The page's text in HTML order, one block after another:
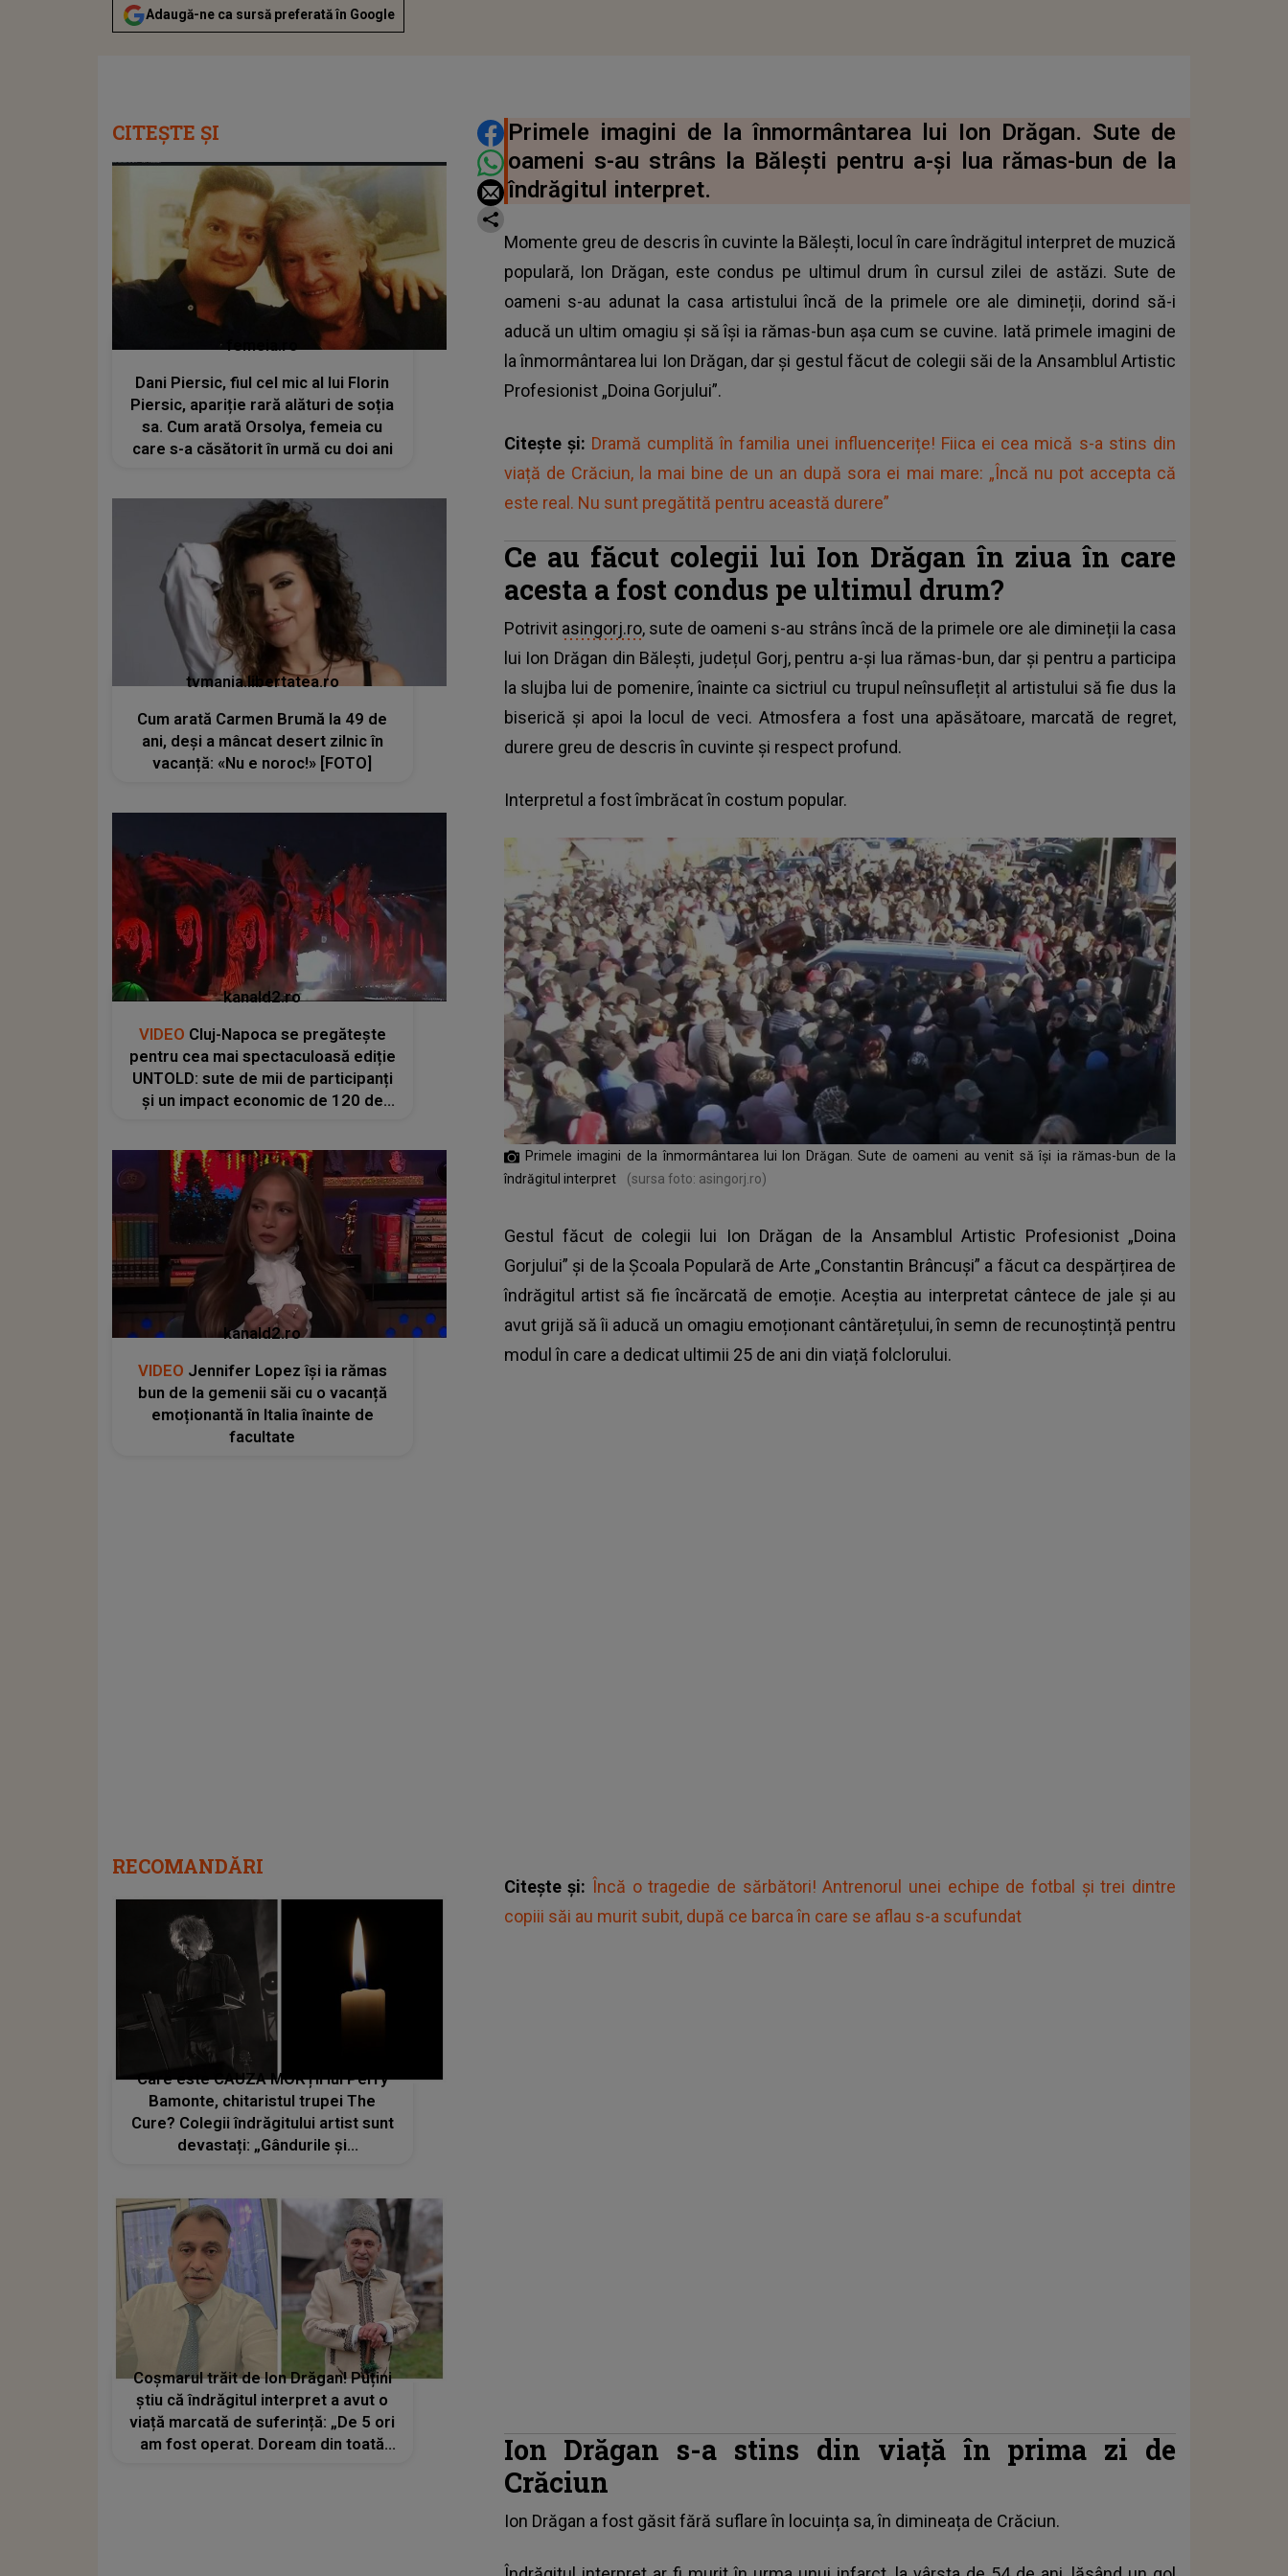
Adaugă-ne ca sursă preferată în Google
DISTRIBUIE ARTICOLUL
Primele imagini de la înmormântarea lui Ion Drăgan. Sute de
oameni s-au strâns la Bălești pentru a-și lua rămas-bun de la
îndrăgitul interpret.
Momente greu de descris în cuvinte la Bălești, locul în care îndrăgitul interpret de muzică
populară, Ion Drăgan, este condus pe ultimul drum în cursul zilei de astăzi. Sute de
oameni s-au adunat la casa artistului încă de la primele ore ale dimineții, dorind să-i
aducă un ultim omagiu și să își ia rămas-bun așa cum se cuvine. Iată primele imagini de
la înmormântarea lui Ion Drăgan, dar și gestul făcut de colegii săi de la Ansamblul Artistic
Profesionist „Doina Gorjului”.
Citește și: Dramă cumplită în familia unei influencerițe! Fiica ei cea mică s-a stins din
viață de Crăciun, la mai bine de un an după sora ei mai mare: „Încă nu pot accepta că
este real. Nu sunt pregătită pentru această durere”
Ce au făcut colegii lui Ion Drăgan în ziua în care
acesta a fost condus pe ultimul drum?
Potrivit asingorj.ro, sute de oameni s-au strâns încă de la primele ore ale dimineții la casa
lui Ion Drăgan din Bălești, județul Gorj, pentru a-și lua rămas-bun, dar și pentru a participa
la slujba lui de pomenire, înainte ca sictriul cu trupul neînsuflețit al artistului să fie dus la
biserică și apoi la locul de veci. Atmosfera a fost una apăsătoare, marcată de regret,
durere greu de descris în cuvinte și respect profund.
Interpretul a fost îmbrăcat în costum popular.
Primele imagini de la înmormântarea lui Ion Drăgan. Sute de oameni au venit să își ia rămas-bun de la
îndrăgitul interpret
(sursa foto: asingorj.ro)
Gestul făcut de colegii lui Ion Drăgan de la Ansamblul Artistic Profesionist „Doina
Gorjului” și de la Școala Populară de Arte „Constantin Brâncuși” a făcut ca despărțirea de
îndrăgitul artist să fie încărcată de emoție. Aceștia au interpretat cântece de jale și au
avut grijă să îi aducă un omagiu emoționant cântărețului, în semn de recunoștință pentru
modul în care a dedicat ultimii 25 de ani din viață folclorului.
Citește și: Încă o tragedie de sărbători! Antrenorul unei echipe de fotbal și trei dintre
copiii săi au murit subit, după ce barca în care se aflau s-a scufundat
Ion Drăgan s-a stins din viață în prima zi de
Crăciun
Ion Drăgan a fost găsit fără suflare în locuința sa, în dimineața de Crăciun.
CITEȘTE ȘI
femeia.ro
Dani Piersic, fiul cel mic al lui Florin
Piersic, apariție rară alături de soția
sa. Cum arată Orsolya, femeia cu
care s-a căsătorit în urmă cu doi ani
tvmania.libertatea.ro
Cum arată Carmen Brumă la 49 de
ani, deși a mâncat desert zilnic în
vacanță: «Nu e noroc!» [FOTO]
kanald2.ro
VIDEO Cluj-Napoca se pregătește
pentru cea mai spectaculoasă ediție
UNTOLD: sute de mii de participanți
și un impact economic de 120 de
kanald2.ro
VIDEO Jennifer Lopez își ia rămas
bun de la gemenii săi cu o vacanță
emoționantă în Italia înainte de
facultate
RECOMANDĂRI
Care este CAUZA MORȚII lui Perry
Bamonte, chitaristul trupei The
Cure? Colegii îndrăgitului artist sunt
devastați: „Gândurile și
foarte mult”
Coșmarul trăit de Ion Drăgan! Puțini
știu că îndrăgitul interpret a avut o
viață marcată de suferință: „De 5 ori
am fost operat. Doream din toată